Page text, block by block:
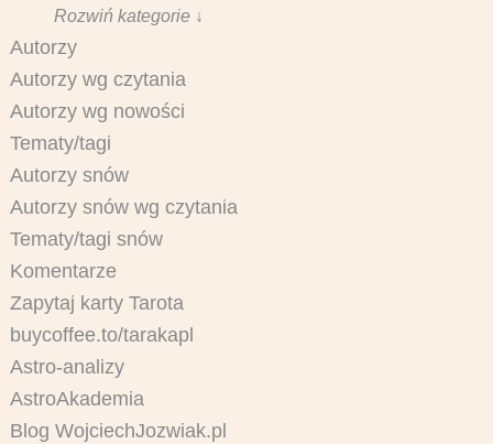
Rozwiń kategorie ↓
Autorzy
Autorzy wg czytania
Autorzy wg nowości
Tematy/tagi
Autorzy snów
Autorzy snów wg czytania
Tematy/tagi snów
Komentarze
Zapytaj karty Tarota
buycoffee.to/tarakapl
Astro-analizy
AstroAkademia
Blog WojciechJozwiak.pl